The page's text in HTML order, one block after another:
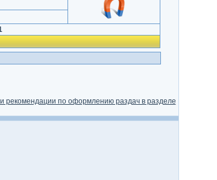
рекомендации по оформлению раздач в разделе